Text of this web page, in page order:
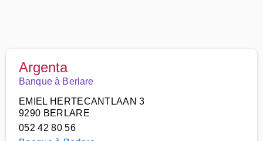
Argenta
Banque à Berlare
EMIEL HERTECANTLAAN 3
9290 BERLARE
052 42 80 56